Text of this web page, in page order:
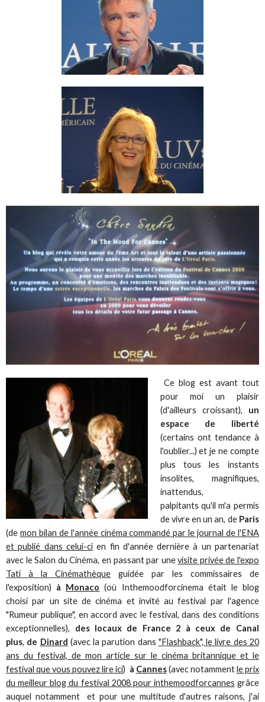
Ce blog est avant tout
pour moi un plaisir
(d'ailleurs croissant), un
espace de liberté
(certains ont tendance à
l'oublier...) et je ne compte
plus tous les instants
insolites, magnifiques,
inattendus,
palpitants qu'il m'a permis
de vivre en un an, de Paris
(demon bilan de l'année cinéma commandé par le journal de l'ENA
et publié dans celui-cien fin d'année dernière à un partenariat
avec le Salon du Cinéma, en passant par unevisite privée de l'expo
Tati à la Cinémathèque guidée par les commissaires de
l'exposition) à Monaco (où Inthemoodforcinema était le blog
choisi par un site de cinéma et invité au festival par l'agence
"Rumeur publique", en accord avec le festival, dans des conditions
exceptionnelles), des locaux de France 2 à ceux de Canal
plus, de Dinard (avec la parution dans "Flashback", le livre des 20
ans du festival, de mon article sur le cinéma britannique et le
festival que vous pouvez lire ici) à Cannes(avec notammentle prix
du meilleur blog du festival 2008 pour inthemoodforcannes grâce
auquel notamment et pour une multitude d'autres raisons, j'ai